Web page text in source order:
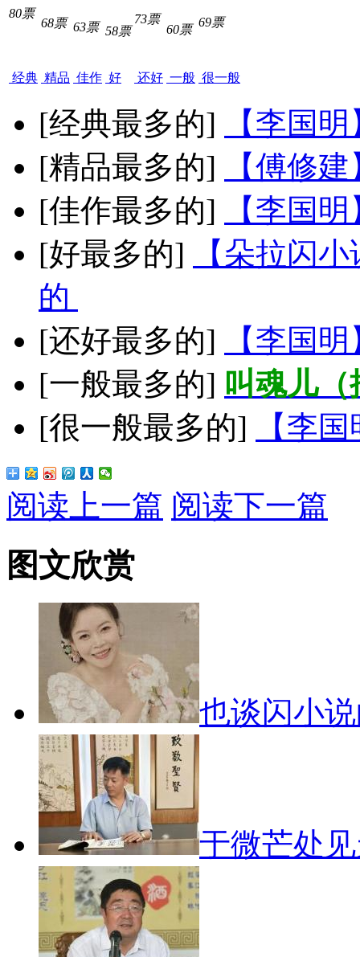
80票
经典
68票
精品
63票
佳作
58票
好
73票
还好
60票
一般
69票
很一般
[经典最多的]
【李国
[精品最多的]
【傅修
[佳作最多的]
【李国
[好最多的]
【朵拉闪
的
[还好最多的]
【李国
[一般最多的] 叫魂儿
[很一般最多的]
【李
阅读上一篇 阅读下一篇
图文欣赏
也谈闪小
于微芒处